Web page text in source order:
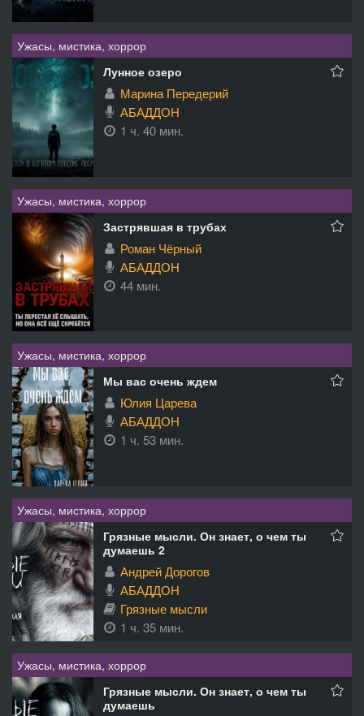
Ужасы, мистика, хоррор
Лунное озеро
Марина Передерий
АБАДДОН
1 ч. 40 мин.
Ужасы, мистика, хоррор
Застрявшая в трубах
Роман Чёрный
АБАДДОН
44 мин.
Ужасы, мистика, хоррор
Мы вас очень ждем
Юлия Царева
АБАДДОН
1 ч. 53 мин.
Ужасы, мистика, хоррор
Грязные мысли. Он знает, о чем ты
думаешь 2
Андрей Дорогов
АБАДДОН
Грязные мысли
1 ч. 35 мин.
Ужасы, мистика, хоррор
Грязные мысли. Он знает, о чем ты
думаешь